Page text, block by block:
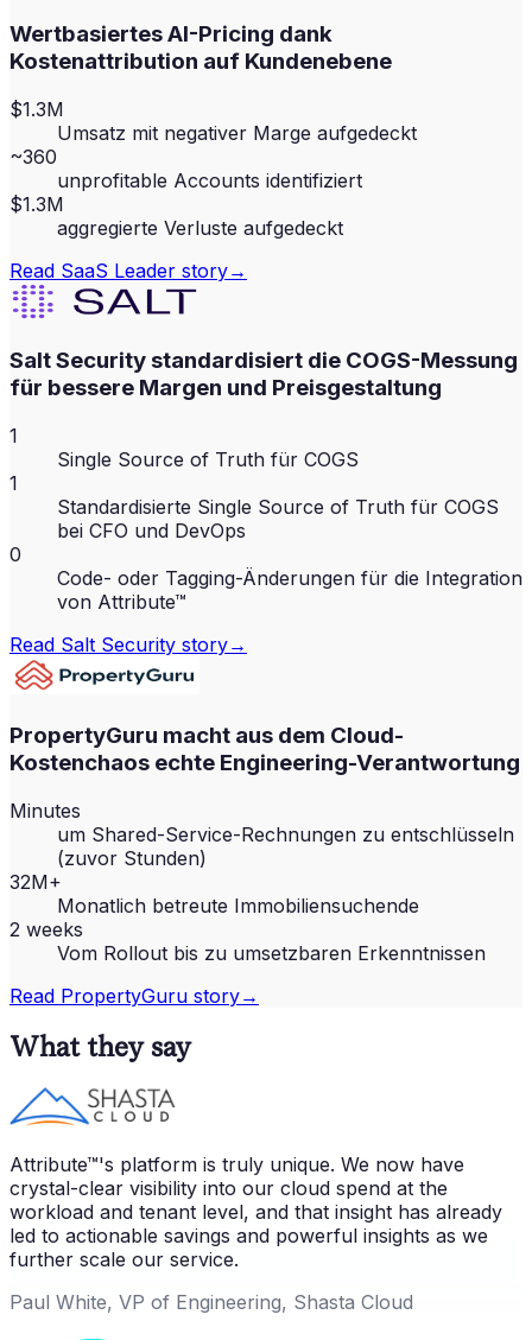
Wertbasiertes AI-Pricing dank
Kostenattribution auf Kundenebene
$1.3M
Umsatz mit negativer Marge aufgedeckt
~360
unprofitable Accounts identifiziert
$1.3M
aggregierte Verluste aufgedeckt
Read SaaS Leader story→
Salt Security standardisiert die COGS-Messung
für bessere Margen und Preisgestaltung
1
Single Source of Truth für COGS
1
Standardisierte Single Source of Truth für COGS
bei CFO und DevOps
0
Code- oder Tagging-Änderungen für die Integration
von Attribute™
Read Salt Security story→
PropertyGuru macht aus dem Cloud-
Kostenchaos echte Engineering-Verantwortung
Minutes
um Shared-Service-Rechnungen zu entschlüsseln
(zuvor Stunden)
32M+
Monatlich betreute Immobiliensuchende
2 weeks
Vom Rollout bis zu umsetzbaren Erkenntnissen
Read PropertyGuru story→
What they say
Attribute™'s platform is truly unique. We now have
crystal-clear visibility into our cloud spend at the
workload and tenant level, and that insight has already
led to actionable savings and powerful insights as we
further scale our service.
Paul White, VP of Engineering, Shasta Cloud